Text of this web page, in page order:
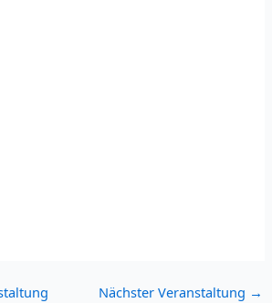
Nächster Veranstaltung →